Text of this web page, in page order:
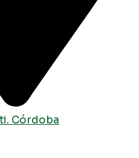
Córdoba